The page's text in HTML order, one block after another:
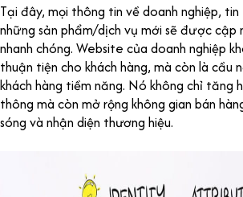
Tại đây, mọi thông tin về doanh nghiệp,
những sản phẩm/dịch vụ mới sẽ được cập
nhanh chóng. Website của doanh nghiệp
thuận tiện cho khách hàng, mà còn là cầu
khách hàng tiềm năng. Nó không chỉ tăng
thông mà còn mở rộng không gian bán
sóng và nhận diện thương hiệu.